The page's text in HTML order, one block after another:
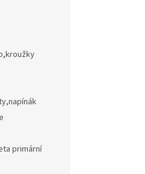
primární